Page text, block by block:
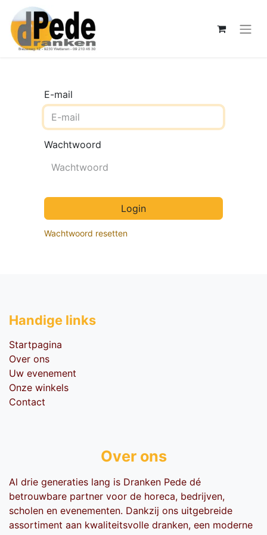
E-mail
Wachtwoord
Login
Wachtwoord resetten
Handige li​nks
Startpagina
Over ons
Uw evenement
Onze winkels
Contact
Over ons
Al drie generaties lang is Dranken Pede dé
betrouwbare partner voor de horeca, bedrijven,
scholen en evenementen. Dankzij ons uitgebreide
assortiment aan kwaliteitsvolle dranken, een moderne